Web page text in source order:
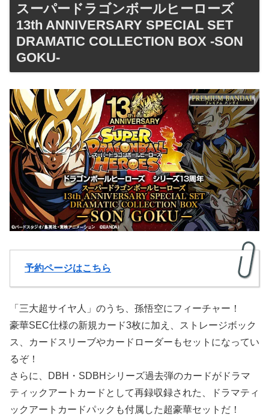
スーパードラゴンボールヒーローズ
13th ANNIVERSARY SPECIAL SET
DRAMATIC COLLECTION BOX -SON
GOKU-
予約ページはこちら
「三大超サイヤ人」のうち、孫悟空にフィーチャー！
豪華SEC仕様の新規カード3枚に加え、ストレージボック
ス、カードスリーブやカードローダーもセットになってい
るぞ！
さらに、DBH・SDBHシリーズ過去弾のカードがドラマ
ティックアートカードとして再録収録された、ドラマティ
ックアートカードパックも付属した超豪華セットだ！